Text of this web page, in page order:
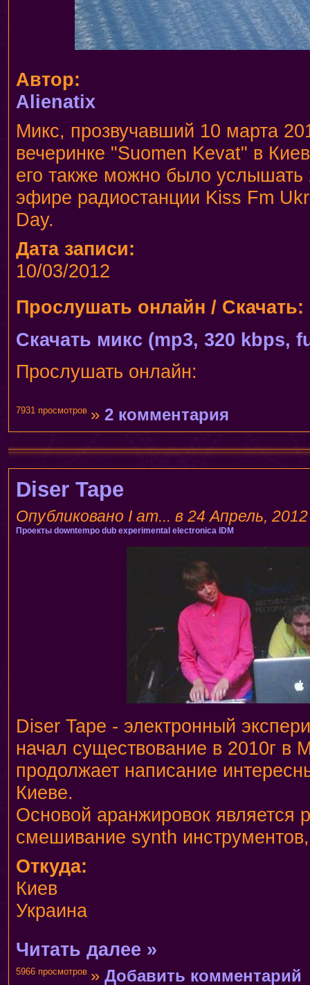
Автор:
Alienatix
Микс, прозвучавший 10 марта
вечеринке "Suomen Kevat" в
его также можно было услышать
эфире радиостанции Kiss Fm
Day.
Дата записи:
10/03/2012
Прослушать онлайн / Скачать:
Скачать микс (mp3, 320 kbps,
Прослушать онлайн:
»2 комментария
7931 просмотров
Diser Tape
Опубликовано I am... в 24 Апрель,
Проекты downtempo dub experimental electronica IDM
Diser Tape - электронный
начал существование в 2010г в
продолжает написание
Киеве.
Основой аранжировок является
смешивание synth
Откуда:
Киев
Украина
Читать далее »
»Добавить комментарий
5966 просмотров